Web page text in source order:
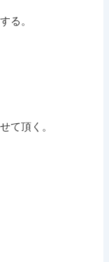
る。
て頂く。